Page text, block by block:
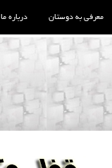
معرفی به دوستان درباره ما